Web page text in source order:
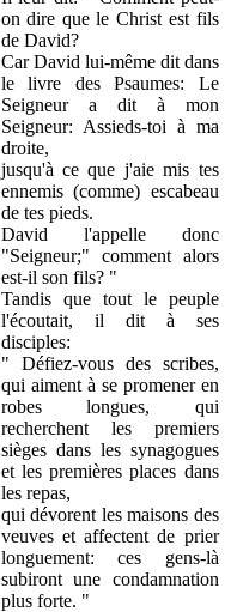
on dire que le Christ est fils
de David?
Car David lui-même dit dans
le livre des Psaumes: Le
Seigneur a dit à mon
Seigneur: Assieds-toi à ma
droite,
jusqu'à ce que j'aie mis tes
ennemis (comme) escabeau
de tes pieds.
David l'appelle donc
"Seigneur;" comment alors
est-il son fils? "
Tandis que tout le peuple
l'écoutait, il dit à ses
disciples:
" Défiez-vous des scribes,
qui aiment à se promener en
robes longues, qui
recherchent les premiers
sièges dans les synagogues
et les premières places dans
les repas,
qui dévorent les maisons des
veuves et affectent de prier
longuement: ces gens-là
subiront une condamnation
plus forte. "